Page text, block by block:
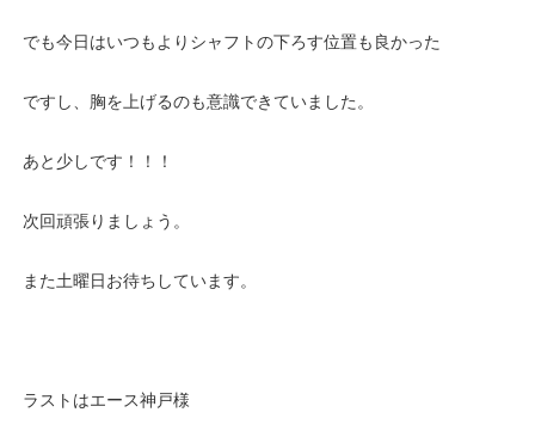
でも今日はいつもよりシャフトの下ろす位置も良かった
ですし、胸を上げるのも意識できていました。
あと少しです！！！
次回頑張りましょう。
また土曜日お待ちしています。
ラストはエース神戸様